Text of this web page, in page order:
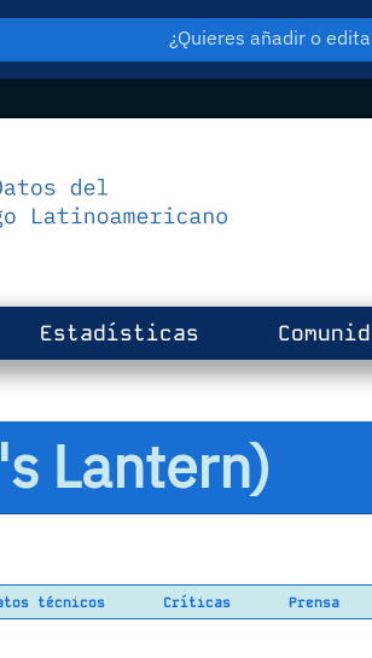
¿Quieres añadir o
Estadísticas
Lantern)
técnicos Críticas Prensa